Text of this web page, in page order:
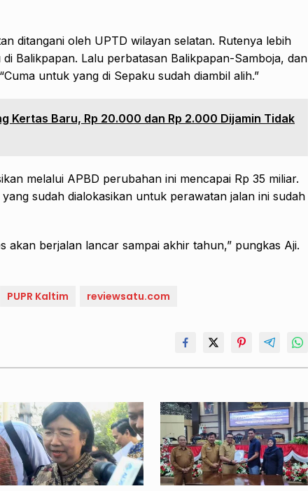
ditangani oleh UPTD wilayan selatan. Rutenya lebih
Balikpapan. Lalu perbatasan Balikpapan-Samboja, dan
untuk yang di Sepaku sudah diambil alih.”
Kertas Baru, Rp 20.000 dan Rp 2.000 Dijamin Tidak
melalui APBD perubahan ini mencapai Rp 35 miliar.
sudah dialokasikan untuk perawatan jalan ini sudah
akan berjalan lancar sampai akhir tahun,” pungkas Aji.
PUPR Kaltim reviewsatu.com